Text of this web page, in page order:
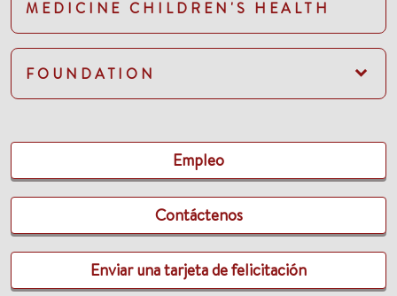
MEDICINE CHILDREN'S HEALTH
FOUNDATION
Empleo
Contáctenos
Enviar una tarjeta de felicitación